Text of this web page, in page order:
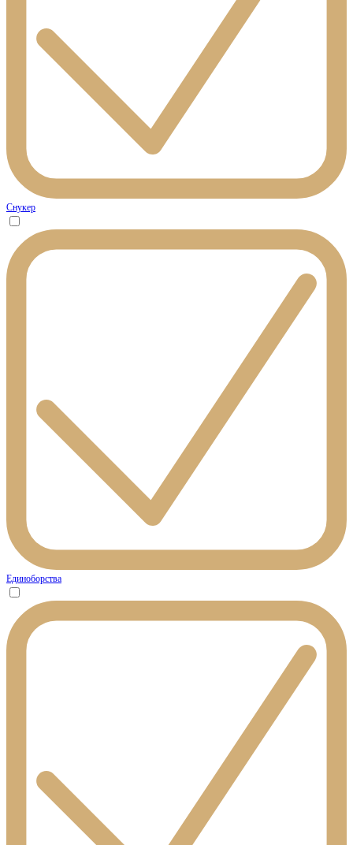
Снукер
Единоборства